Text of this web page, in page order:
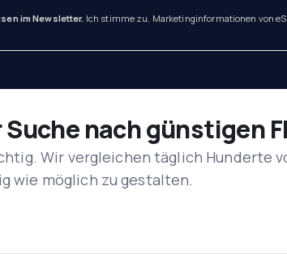
im Newsletter. Ich stimme zu, Marketinginformationen von
Suche nach günstigen
Wir vergleichen täglich Hunderte
wie möglich zu gestalten.